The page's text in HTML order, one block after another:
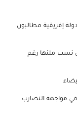
تأشيرة الدخول للولايات المتحدة: مواطنو 30 دولة إفريقية مطالبون
نسب ملئها رغم
مواجهة التضارب